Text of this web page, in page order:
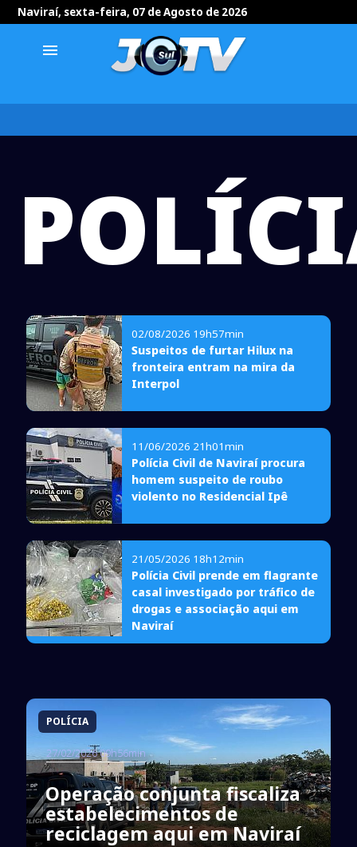
Naviraí, sexta-feira, 07 de Agosto de 2026
menu
02/08/2026 19h57min
Suspeitos de furtar Hilux na
fronteira entram na mira da
Interpol
11/06/2026 21h01min
Polícia Civil de Naviraí procura
homem suspeito de roubo
violento no Residencial Ipê
21/05/2026 18h12min
Polícia Civil prende em flagrante
casal investigado por tráfico de
drogas e associação aqui em
Naviraí
POLÍCIA
27/02/2026 09h56min
Operação conjunta fiscaliza
estabelecimentos de
reciclagem aqui em Naviraí